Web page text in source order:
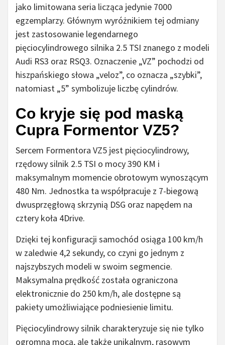
jako limitowana seria licząca jedynie 7000
egzemplarzy. Głównym wyróżnikiem tej odmiany
jest zastosowanie legendarnego
pięciocylindrowego silnika 2.5 TSI znanego z modeli
Audi RS3 oraz RSQ3. Oznaczenie „VZ” pochodzi od
hiszpańskiego słowa „veloz”, co oznacza „szybki”,
natomiast „5” symbolizuje liczbę cylindrów.
Co kryje się pod maską
Cupra Formentor VZ5?
Sercem Formentora VZ5 jest pięciocylindrowy,
rzędowy silnik 2.5 TSI o mocy 390 KM i
maksymalnym momencie obrotowym wynoszącym
480 Nm. Jednostka ta współpracuje z 7-biegową
dwusprzęgłową skrzynią DSG oraz napędem na
cztery koła 4Drive.
Dzięki tej konfiguracji samochód osiąga 100 km/h
w zaledwie 4,2 sekundy, co czyni go jednym z
najszybszych modeli w swoim segmencie.
Maksymalna prędkość została ograniczona
elektronicznie do 250 km/h, ale dostępne są
pakiety umożliwiające podniesienie limitu.
Pięciocylindrowy silnik charakteryzuje się nie tylko
ogromną mocą, ale także unikalnym, rasowym